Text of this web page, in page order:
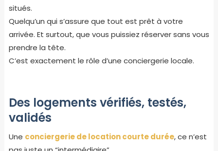
situés.
Quelqu’un qui s’assure que tout est prêt à votre
arrivée. Et surtout, que vous puissiez réserver sans vous
prendre la tête.
C’est exactement le rôle d’une conciergerie locale.
Des logements vérifiés, testés,
validés
Une conciergerie de location courte durée, ce n’est